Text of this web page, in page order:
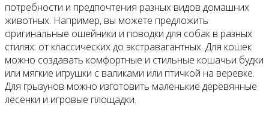
потребности и предпочтения разных видов домашних
животных. Например, вы можете предложить
оригинальные ошейники и поводки для собак в разных
стилях: от классических до экстравагантных. Для кошек
можно создавать комфортные и стильные кошачьи будки
или мягкие игрушки с валиками или птичкой на веревке.
Для грызунов можно изготовить маленькие деревянные
лесенки и игровые площадки.